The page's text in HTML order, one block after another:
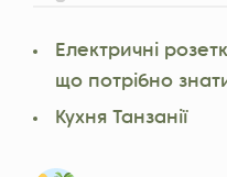
Електричні
що потрібно
Кухня Танзанії